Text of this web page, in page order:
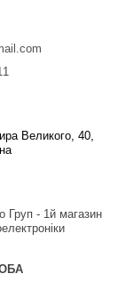
Великого, 40,
Груп - 1й магазин